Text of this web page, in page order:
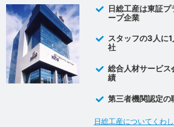
日総工産は東証
ープ企業
スタッフの3人に
社
総合人材サービ
績
第三者機関認定の
日総工産についてくわ